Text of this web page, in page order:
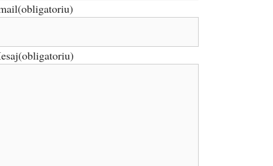
(obligatoriu)
(obligatoriu)